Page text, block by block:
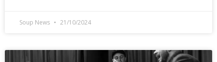
Soup News 21/10/2024